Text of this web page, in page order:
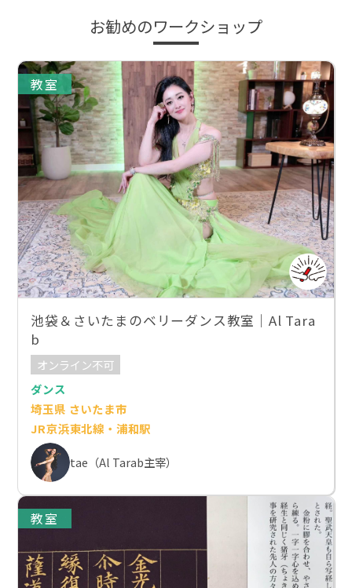
お勧めのワークショップ
教室
池袋＆さいたまのベリーダンス教室｜Al Tara
b
オンライン不可
ダンス
埼玉県 さいたま市
JR京浜東北線・浦和駅
tae（Al Tarab主宰）
教室